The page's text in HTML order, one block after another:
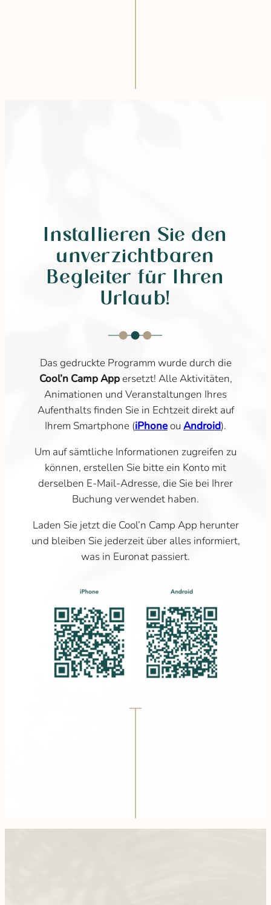
Installieren Sie den
unverzichtbaren
Begleiter für Ihren
Urlaub!
Das gedruckte Programm wurde durch die
Cool’n Camp Appersetzt! Alle Aktivitäten,
Animationen und Veranstaltungen Ihres
Aufenthalts finden Sie in Echtzeit direkt auf
Ihrem Smartphone (iPhoneou Android).
Um auf sämtliche Informationen zugreifen zu
können, erstellen Sie bitte ein Konto mit
derselben E-Mail-Adresse, die Sie bei Ihrer
Buchung verwendet haben.
Laden Sie jetzt die Cool’n Camp App herunter
und bleiben Sie jederzeit über alles informiert,
was in Euronat passiert.